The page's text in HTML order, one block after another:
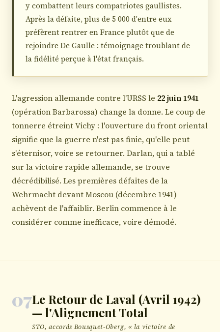
y combattent leurs compatriotes gaullistes.
Après la défaite, plus de 5 000 d'entre eux
préfèrent rentrer en France plutôt que de
rejoindre De Gaulle : témoignage troublant de
la fidélité perçue à l'état français.
L'agression allemande contre l'URSS le 22 juin 1941
(opération Barbarossa) change la donne. Le coup de
tonnerre étreint Vichy : l'ouverture du front oriental
signifie que la guerre n'est pas finie, qu'elle peut
s'éternisor, voire se retourner. Darlan, qui a tablé
sur la victoire rapide allemande, se trouve
décrédibilisé. Les premières défaites de la
Wehrmacht devant Moscou (décembre 1941)
achèvent de l'affaiblir. Berlin commence à le
considérer comme inefficace, voire démodé.
07Le Retour de Laval (Avril 1942)
— l'Alignement Total
STO, accords Bousquet-Oberg, « la victoire de